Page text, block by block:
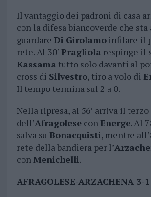
Il vantaggio dei padroni di casa
con la difesa biancoverde che sta
guardare Di Girolamoinfilare il
rete. Al 30′ Pragliola respinge il
Kassama tutto solo davanti al
cross di Silvestro, tiro a volo di
Il tempo termina sul 2 a 0.
Nella ripresa, al 56′ arriva il terzo
dell’AfragoleseconEnerge. Al
salva su Bonacquisti, mentre
rete della bandiera per l’
conMenichelli.
AFRAGOLESE-ARZACHENA 3-1